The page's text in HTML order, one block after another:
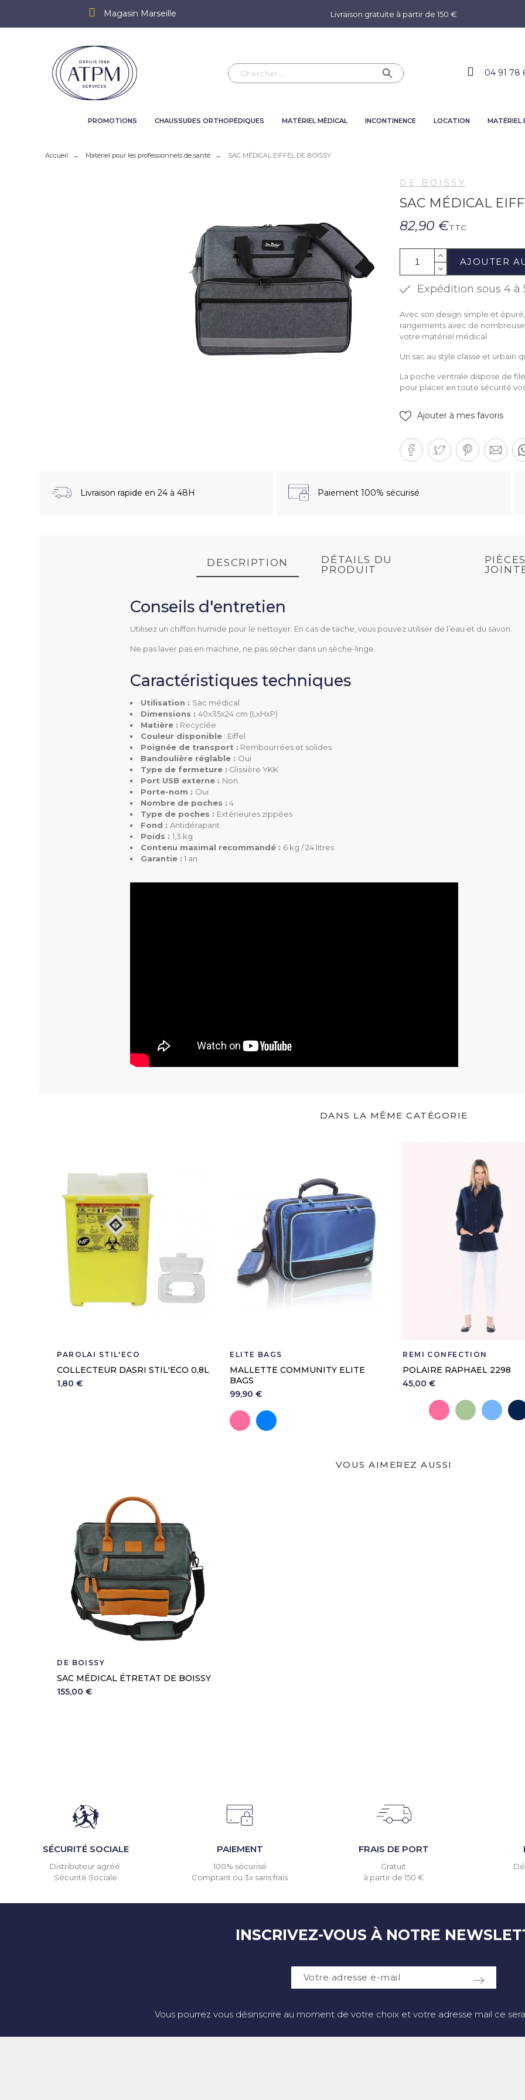
Magasin Marseille Livraison gratuite à partir de 150 €
04 91 78
PROMOTIONS CHAUSSURES ORTHOPÉDIQUES MATÉRIEL MÉDICAL INCONTINENCE LOCATION MATÉRIEL
Accueil Matériel pour les professionnels de santé SAC MÉDICAL EIFFEL DE BOISSY
DE BOISSY
SAC MÉDICAL
82,90 €TTC
AJOUTER
Expédition sous 4 à
Avec son design simple et
rangements avec de
votre matériel médical.
Un sac au style classe et urbain
La poche ventrale dispose de
pour placer en toute sécurité
Ajouter à mes favoris
Livraison rapide en 24 à 48H Paiement 100% sécurisé
DESCRIPTION
DÉTAILS DU
PRODUIT
Conseils d'entretien
Utilisez un chiffon humide pour le nettoyer. En cas de tache, vous pouvez utiliser de l’eau et du savon.
Ne pas laver pas en machine, ne pas sécher dans un sèche-linge.
Caractéristiques techniques
Utilisation : Sac médical
Dimensions : 40x35x24 cm (LxHxP)
Matière : Recyclée
Couleur disponible : Eiffel
Poignée de transport : Rembourrées et solides
Bandoulière réglable : Oui
Type de fermeture : Glissière YKK
Port USB externe : Non
Porte-nom : Oui
Nombre de poches : 4
Type de poches : Extérieures zippées
Fond : Antidérapant
Poids : 1,3 kg
Contenu maximal recommandé : 6 kg / 24 litres
Garantie : 1 an
RéférenceMDEIFF01
Utilisation
Dimensions
Matière
Poignée De Transport
Type De Fermeture
Bandoulière Réglable
Oui
Garantie
FT SAC MÉDICAL EIFFEL (1.75M)
DANS LA MÊME CATÉGORIE
PAROLAI STIL'ECO
COLLECTEUR DASRI STIL'ECO 0,8L
1,80 €
ELITE BAGS
MALLETTE COMMUNITY ELITE
BAGS
99,90 €
Rose
REMI CONFECTION
POLAIRE RAPHAEL 2298
45,00 €
Polaire Blanc
Polaire Rose
Polaire
VOUS AIMEREZ AUSSI
DE BOISSY
SAC MÉDICAL ÉTRETAT DE BOISSY
155,00 €
SÉCURITÉ SOCIALE
Distributeur agréé
Sécurité Sociale
PAIEMENT
100% sécurisé
Comptant ou 3x sans frais
FRAIS DE PORT
Gratuit
à partir de 150 €
INSCRIVEZ-VOUS À NOTRE
Vous pourrez vous désinscrire au moment de votre choix et votre adresse mail ce